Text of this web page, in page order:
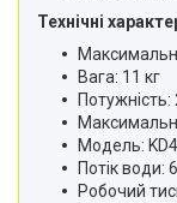
Технічні
Вага: 11 кг
Модель:
Потік води:
Робочий